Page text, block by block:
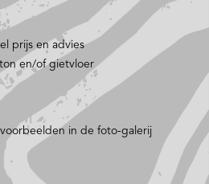
prijs en advies
en/of gietvloer
in de foto-galerij